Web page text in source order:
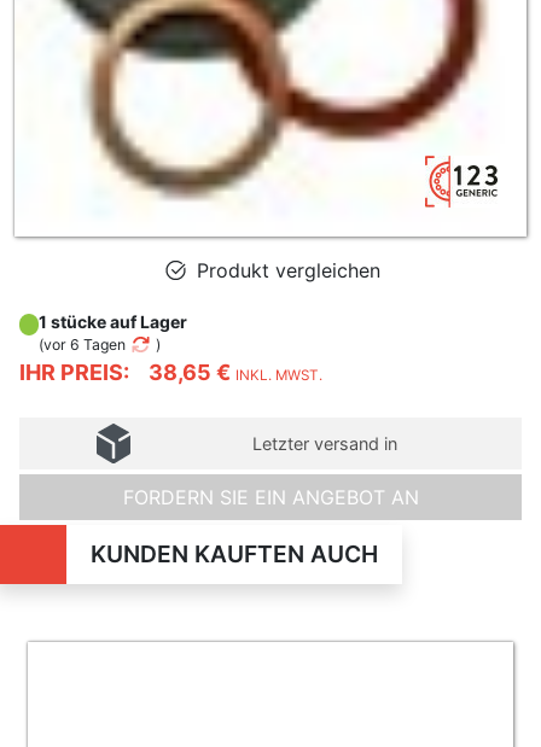
Produkt vergleichen
IHR PREIS: 38,65 € INKL. MWST.
1 stücke auf Lager
(vor 6 Tagen )
Letzter versand in
FORDERN SIE EIN ANGEBOT AN
KUNDEN KAUFTEN AUCH